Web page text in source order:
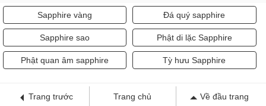
Sapphire vàng Đá quý sapphire
Sapphire sao Phật di lặc Sapphire
Phật quan âm sapphire Tỳ hưu Sapphire
Trang trước Trang chủ Về đầu trang